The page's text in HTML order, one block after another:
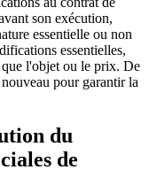
son exécution,
essentielle ou non
essentielles,
que l'objet ou le prix. De
pour garantir la
du
de